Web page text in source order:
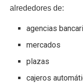
alrededores de:
agencias
mercados
plazas
cajeros